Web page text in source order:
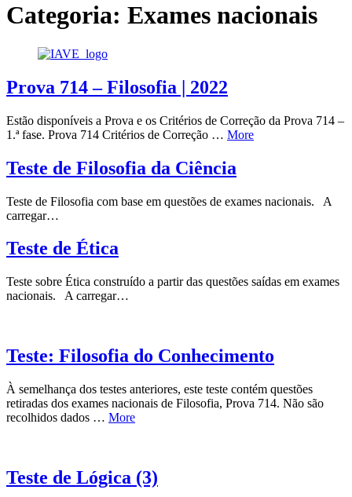
Categoria: Exames nacionais
Prova 714 – Filosofia | 2022
Estão disponíveis a Prova e os Critérios de Correção da Prova 714 –
1.ª fase. Prova 714 Critérios de Correção … More
Teste de Filosofia da Ciência
Teste de Filosofia com base em questões de exames nacionais. A
carregar…
Teste de Ética
Teste sobre Ética construído a partir das questões saídas em exames
nacionais. A carregar…
Teste: Filosofia do Conhecimento
À semelhança dos testes anteriores, este teste contém questões
retiradas dos exames nacionais de Filosofia, Prova 714. Não são
recolhidos dados … More
Teste de Lógica (3)